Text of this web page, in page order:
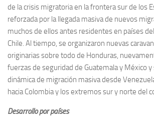
de la crisis migratoria en la frontera sur de los
reforzada por la llegada masiva de nuevos
muchos de ellos antes residentes en países
Chile. Al tiempo, se organizaron nuevas
originarias sobre todo de Honduras,
fuerzas de seguridad de Guatemala y México
dinámica de migración masiva desde
hacia Colombia y los extremos sur y norte del
Desarrollo por países